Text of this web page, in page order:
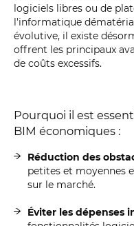
logiciels libres ou de
l'informatique
évolutive, il existe
offrent les principaux
de coûts excessifs.
Pourquoi il est
BIM économiques :
Réduction des
petites et moyennes
sur le marché.
Éviter les dépenses